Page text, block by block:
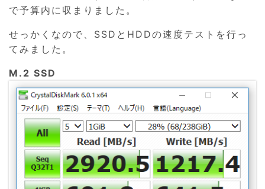
で予算内に収まりました。
せっかくなので、SSDとHDDの速度テストを行っ
てみました。
M.2 SSD